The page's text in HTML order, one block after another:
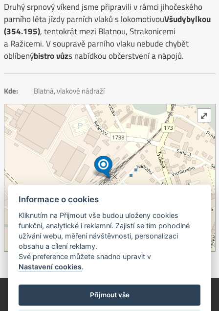
Druhý srpnový víkend jsme připravili v rámci jihočeského
parního léta jízdy parních vlaků s lokomotivouVšudybylkou
(354.195), tentokrát mezi Blatnou, Strakonicemi
a Ražicemi. V soupravě parního vlaku nebude chybět
oblíbenýbistro vůzs nabídkou občerstvení a nápojů.
Kde: Blatná, vlakové nádraží
©OpenStreetMapcontributors.
⤢
© Píseckem / Kalendárium (Změna programu vyhrazena!)
(Cookies)
© 2018 - 2026 Realizace a správa webu:
Informace o cookies
Kliknutím na Přijmout vše budou uloženy cookies
funkční, analytické i reklamní. Zajistí se tím pohodlné
užívání webu, měření návštěvnosti, personalizaci
obsahu a cílení reklamy.
Své preference můžete snadno upravit v
Nastavení cookies.
Přijmout vše